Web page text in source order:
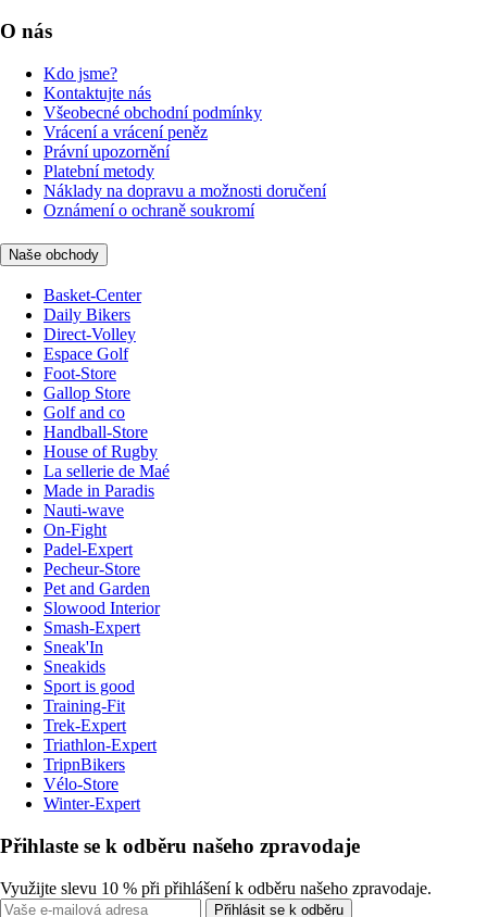
O nás
Kdo jsme?
Kontaktujte nás
Všeobecné obchodní podmínky
Vrácení a vrácení peněz
Právní upozornění
Platební metody
Náklady na dopravu a možnosti doručení
Oznámení o ochraně soukromí
Naše obchody
Basket-Center
Daily Bikers
Direct-Volley
Espace Golf
Foot-Store
Gallop Store
Golf and co
Handball-Store
House of Rugby
La sellerie de Maé
Made in Paradis
Nauti-wave
On-Fight
Padel-Expert
Pecheur-Store
Pet and Garden
Slowood Interior
Smash-Expert
Sneak'In
Sneakids
Sport is good
Training-Fit
Trek-Expert
Triathlon-Expert
TripnBikers
Vélo-Store
Winter-Expert
Přihlaste se k odběru našeho zpravodaje
Využijte slevu 10 % při přihlášení k odběru našeho zpravodaje.
Přihlásit se k odběru